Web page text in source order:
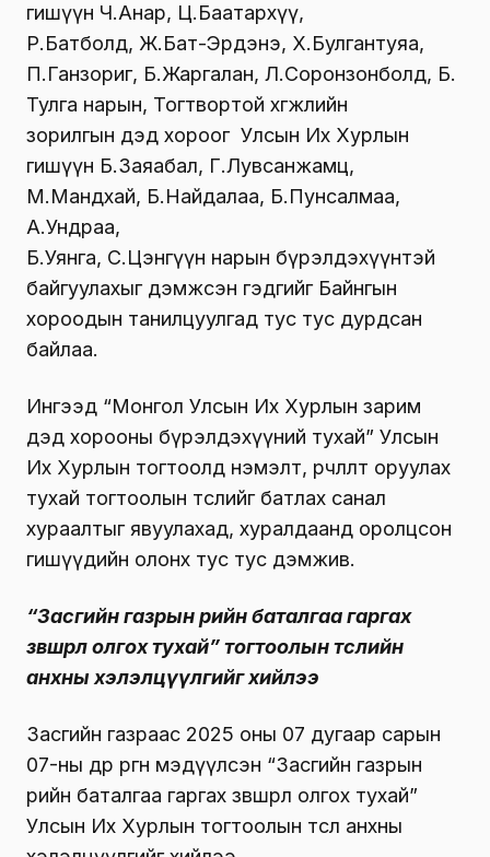
гишүүн Ч.Анар, Ц.Баатархүү,
Р.Батболд, Ж.Бат-Эрдэнэ, Х.Булгантуяа,
П.Ганзориг, Б.Жаргалан, Л.Соронзонболд, Б.
Тулга нарын, Тогтвортой хөгжлийн
зорилгын дэд хороог Улсын Их Хурлын
гишүүн Б.Заяабал, Г.Лувсанжамц,
М.Мандхай, Б.Найдалаа, Б.Пунсалмаа,
А.Ундраа,
Б.Уянга, С.Цэнгүүн нарын бүрэлдэхүүнтэй
байгуулахыг дэмжсэн гэдгийг Байнгын
хороодын танилцуулгад тус тус дурдсан
байлаа.
Ингээд “Монгол Улсын Их Хурлын зарим
дэд хорооны бүрэлдэхүүний тухай” Улсын
Их Хурлын тогтоолд нэмэлт, өөрчлөлт оруулах
тухай тогтоолын төслийг батлах санал
хураалтыг явуулахад, хуралдаанд оролцсон
гишүүдийн олонх тус тус дэмжив.
“Засгийн газрын өрийн баталгаа гаргах
зөвшөөрөл олгох тухай” тогтоолын төслийн
анхны хэлэлцүүлгийг хийлээ
Засгийн газраас 2025 оны 07 дугаар сарын
07-ны өдөр өргөн мэдүүлсэн “Засгийн газрын
өрийн баталгаа гаргах зөвшөөрөл олгох тухай”
Улсын Их Хурлын тогтоолын төсөл анхны